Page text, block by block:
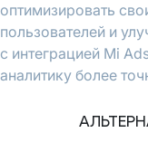
оптимизировать
пользователей и
с интеграцией Mi
аналитику более